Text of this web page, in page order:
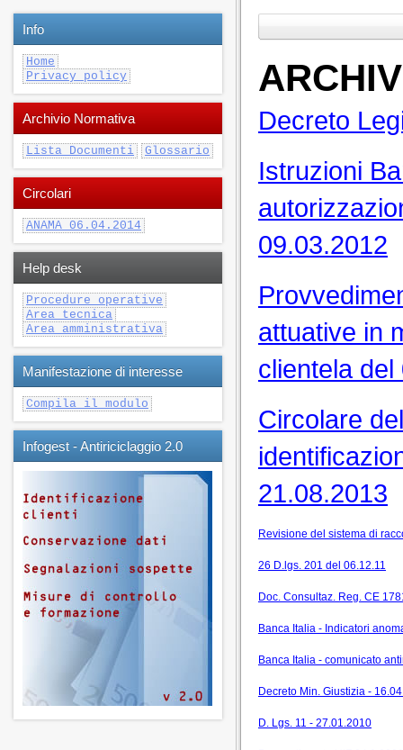
Decreto
Istruzioni
09.03.2012
attuative in
clientela
Circolare
21.08.2013
Revisione del sistema di
26 D.lgs. 201 del 06.12.11
Doc. Consultaz. Reg. CE
Banca Italia - Indicatori
Banca Italia - comunicato
Decreto Min. Giustizia -
D. Lgs. 11 - 27.01.2010
Info
Home
Privacy policy
Archivio Normativa
Lista Documenti Glossario
Circolari
ANAMA 06.04.2014
Help desk
Procedure operative
Area tecnica
Area amministrativa
Manifestazione di interesse
Compila il modulo
Infogest - Antiriciclaggio 2.0